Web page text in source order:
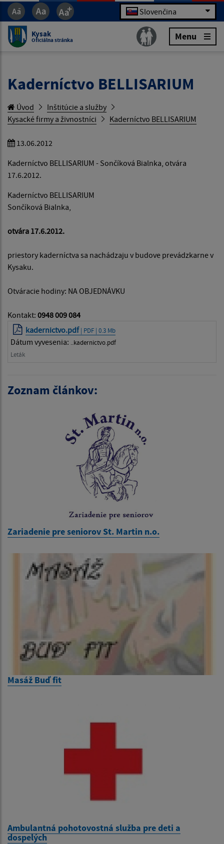
Slovenčina
Kysak
Oficiálna stránka Menu
Kaderníctvo BELLISARIUM
Úvod
Inštitúcie a služby
Kysacké firmy a živnostníci
Kaderníctvo BELLISARIUM
13.06.2012
Kaderníctvo BELLISARIUM - Sončíková Bialnka, otvára
17.6.2012.
Kaderníctvo BELLISARIUM
Sončíková Bialnka,
otvára 17.6.2012.
priestory kaderníctva sa nachádzaju v budove prevádzkarne v
Kysaku.
Otváracie hodiny: NA OBJEDNÁVKU
Kontakt: 0948 009 084
kadernictvo.pdf | PDF | 0.3 Mb
Dátum vyvesenia:
..kadernictvo.pdf
Leták
Zoznam článkov:
Zariadenie pre seniorov St. Martin n.o.
Masáž Buď fit
Ambulantná pohotovostná služba pre deti a
dospelých